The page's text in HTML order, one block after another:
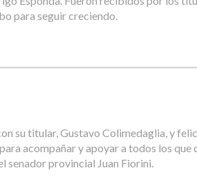
para seguir creciendo.
su titular, Gustavo Colimedaglia, y
acompañar y apoyar a todos los que
senador provincial Juan Fiorini.